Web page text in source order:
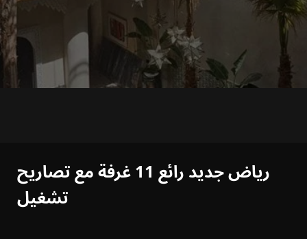
رياض جديد رائع 11 غرفة مع تصاريح
تشغيل